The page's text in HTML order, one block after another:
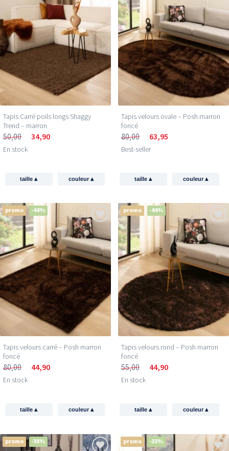
Tapis Carré poils longs Shaggy
Trend – marron
50,00 34,90
En stock
taille▴ couleur▴
Tapis velours ovale – Posh marron
foncé
80,00 63,95
Best-seller
taille▴ couleur▴
promo -44%
Tapis velours carré – Posh marron
foncé
80,00 44,90
En stock
taille▴ couleur▴
promo -44%
Tapis velours rond – Posh marron
foncé
55,00 44,90
En stock
taille▴ couleur▴
promo -38% promo -33%